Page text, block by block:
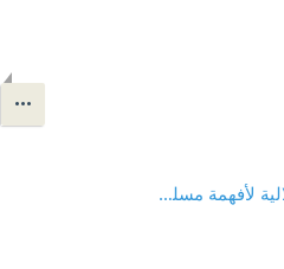
الفلسفة التمعنوية: مختصرات دلالية لأفهمة مسلك الواجودقية